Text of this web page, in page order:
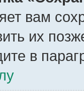
вам
их
в